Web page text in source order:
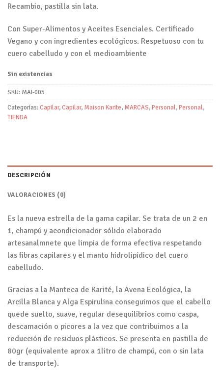
Recambio, pastilla sin lata.
Con Super-Alimentos y Aceites Esenciales. Certificado
Vegano y con ingredientes ecológicos. Respetuoso con tu
cuero cabelludo y con el medioambiente
Sin existencias
SKU: MAI-005
Categorías:Capilar,Capilar, Maison Karite, MARCAS,Personal,Personal,
TIENDA
DESCRIPCIÓN
VALORACIONES (0)
Es la nueva estrella de la gama capilar. Se trata de un 2 en
1, champú y acondicionador sólido elaborado
artesanalmnete que limpia de forma efectiva respetando
las fibras capilares y el manto hidrolipídico del cuero
cabelludo.
Gracias a la Manteca de Karité, la Avena Ecológica, la
Arcilla Blanca y Alga Espirulina conseguimos que el cabello
quede suelto, suave, regular desequilibrios como caspa,
descamación o picores a la vez que contribuimos a la
reducción de residuos plásticos. Se presenta en pastilla de
80gr (equivalente aprox a 1litro de champú, con o sin lata
de transporte).